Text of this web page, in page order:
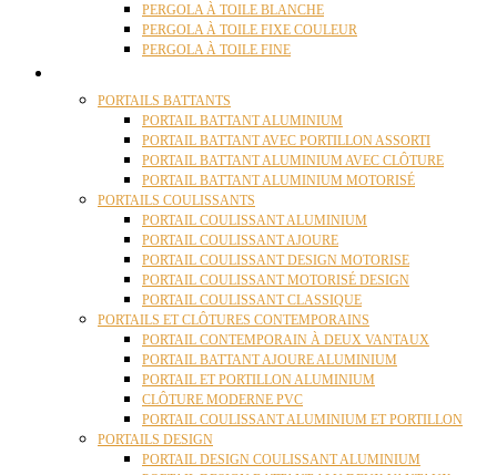
PERGOLA À TOILE BLANCHE
PERGOLA À TOILE FIXE COULEUR
PERGOLA À TOILE FINE
PORTAILS BATTANTS
PORTAIL BATTANT ALUMINIUM
PORTAIL BATTANT AVEC PORTILLON ASSORTI
PORTAIL BATTANT ALUMINIUM AVEC CLÔTURE
PORTAIL BATTANT ALUMINIUM MOTORISÉ
PORTAILS COULISSANTS
PORTAIL COULISSANT ALUMINIUM
PORTAIL COULISSANT AJOURE
PORTAIL COULISSANT DESIGN MOTORISE
PORTAIL COULISSANT MOTORISÉ DESIGN
PORTAIL COULISSANT CLASSIQUE
PORTAILS ET CLÔTURES CONTEMPORAINS
PORTAIL CONTEMPORAIN À DEUX VANTAUX
PORTAIL BATTANT AJOURE ALUMINIUM
PORTAIL ET PORTILLON ALUMINIUM
CLÔTURE MODERNE PVC
PORTAIL COULISSANT ALUMINIUM ET PORTILLON
PORTAILS DESIGN
PORTAIL DESIGN COULISSANT ALUMINIUM